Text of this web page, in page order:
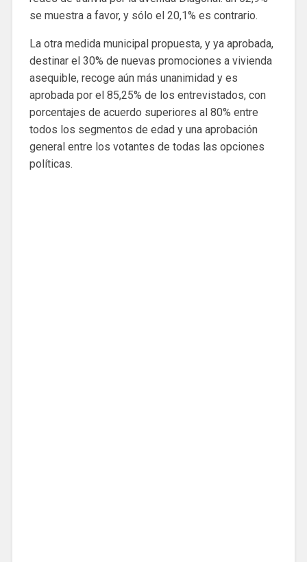
se muestra a favor, y sólo el 20,1% es contrario.
La otra medida municipal propuesta, y ya aprobada,
destinar el 30% de nuevas promociones a vivienda
asequible, recoge aún más unanimidad y es
aprobada por el 85,25% de los entrevistados, con
porcentajes de acuerdo superiores al 80% entre
todos los segmentos de edad y una aprobación
general entre los votantes de todas las opciones
políticas.